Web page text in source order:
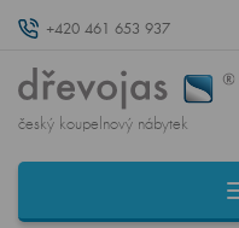
+420 461 653 937
český koupelnový nábytek